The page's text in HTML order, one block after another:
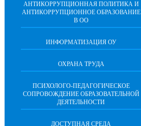
АНТИКОРРУПЦИОННАЯ ПОЛИТИКА И
АНТИКОРРУПЦИОННОЕ ОБРАЗОВАНИЕ
В ОО
ИНФОРМАТИЗАЦИЯ ОУ
ОХРАНА ТРУДА
ПCИХОЛОГО-ПЕДАГОГИЧЕСКОЕ
СОПРОВОЖДЕНИЕ ОБРАЗОВАТЕЛЬНОЙ
ДЕЯТЕЛЬНОСТИ
ДОСТУПНАЯ СРЕДА